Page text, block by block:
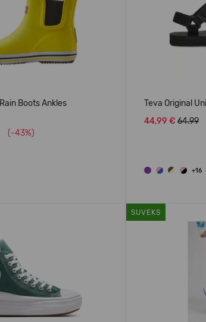
Boots Ankles
(-43%)
Teva Original
44,99 € 64.99
+16
SUVEKS